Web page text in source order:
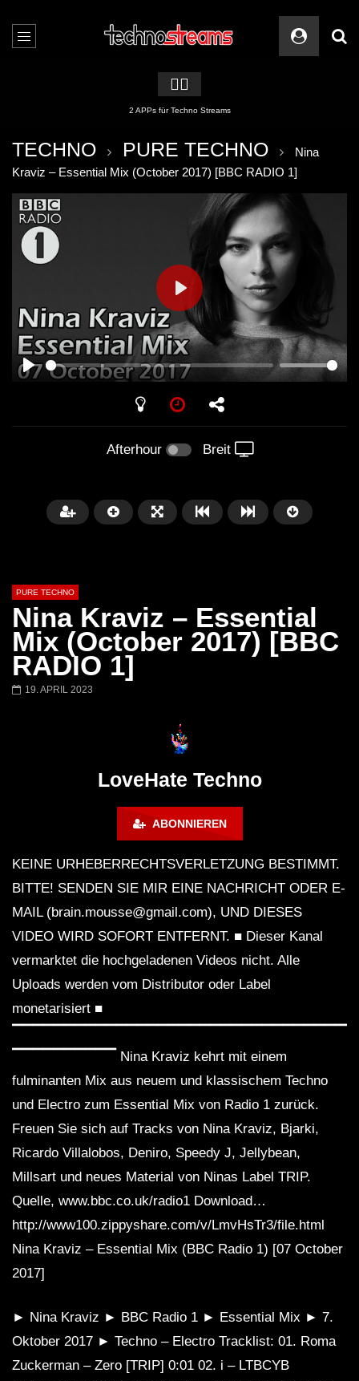
🏳️‍🌈
2 APPs für Techno Streams
TECHNO PURE TECHNO
Nina
Kraviz – Essential Mix (October 2017) [BBC RADIO 1]
PLAY
PLAY
Afterhour Breit
01:31:35
PURE TECHNO
Nina Kraviz – Essential
Mix (October 2017) [BBC
RADIO 1]
19. APRIL 2023
LoveHate Techno
ABONNIEREN
KEINE URHEBERRECHTSVERLETZUNG BESTIMMT.
BITTE! SENDEN SIE MIR EINE NACHRICHT ODER E-
MAIL (brain.mousse@gmail.com), UND DIESES
VIDEO WIRD SOFORT ENTFERNT. ■ Dieser Kanal
vermarktet die hochgeladenen Videos nicht. Alle
Uploads werden vom Distributor oder Label
monetarisiert ■
▔▔▔▔▔▔▔▔▔▔ Nina Kraviz kehrt mit einem
fulminanten Mix aus neuem und klassischem Techno
und Electro zum Essential Mix von Radio 1 zurück.
Freuen Sie sich auf Tracks von Nina Kraviz, Bjarki,
Ricardo Villalobos, Deniro, Speedy J, Jellybean,
Millsart und neues Material von Ninas Label TRIP.
Quelle, www.bbc.co.uk/radio1 Download…
http://www100.zippyshare.com/v/LmvHsTr3/file.html
Nina Kraviz – Essential Mix (BBC Radio 1) [07 October
2017]
► Nina Kraviz ► BBC Radio 1 ► Essential Mix ► 7.
Oktober 2017 ► Techno – Electro Tracklist: 01. Roma
Zuckerman – Zero [TRIP] 0:01 02. i – LTBCYB